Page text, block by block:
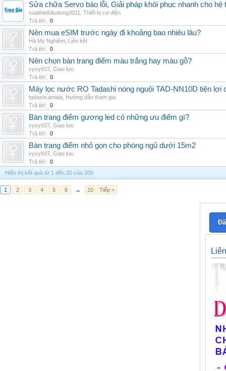
Sửa chữa Servo báo lỗi, Giải pháp khôi phục nhanh cho hệ
suathietbitudong3011
Thiết bị cơ điện
Trả lời:
0
Nên mua eSIM trước ngày đi khoảng bao nhiêu lâu?
Hà My Nghiêm Liên kết
Trả lời:
0
Nên chọn bàn trang điểm màu trắng hay màu gỗ?
vyvy937 Giao lưu
Trả lời:
0
Máy lọc nước RO Tadashi nóng nguội TAD-NN10D tiện lợi
tadashi.amida Hướng dẫn tham gia
Trả lời:
0
Bàn trang điểm gương led có những ưu điểm gì?
vyvy937 Giao lưu
Trả lời:
0
Bàn trang điểm nhỏ gọn cho phòng ngủ dưới 15m2
vyvy937 Giao lưu
Trả lời:
0
Hiển thị kết quả từ 1 đến 20 của 200
1 2 3 4 5 6 → 10 Tiếp >